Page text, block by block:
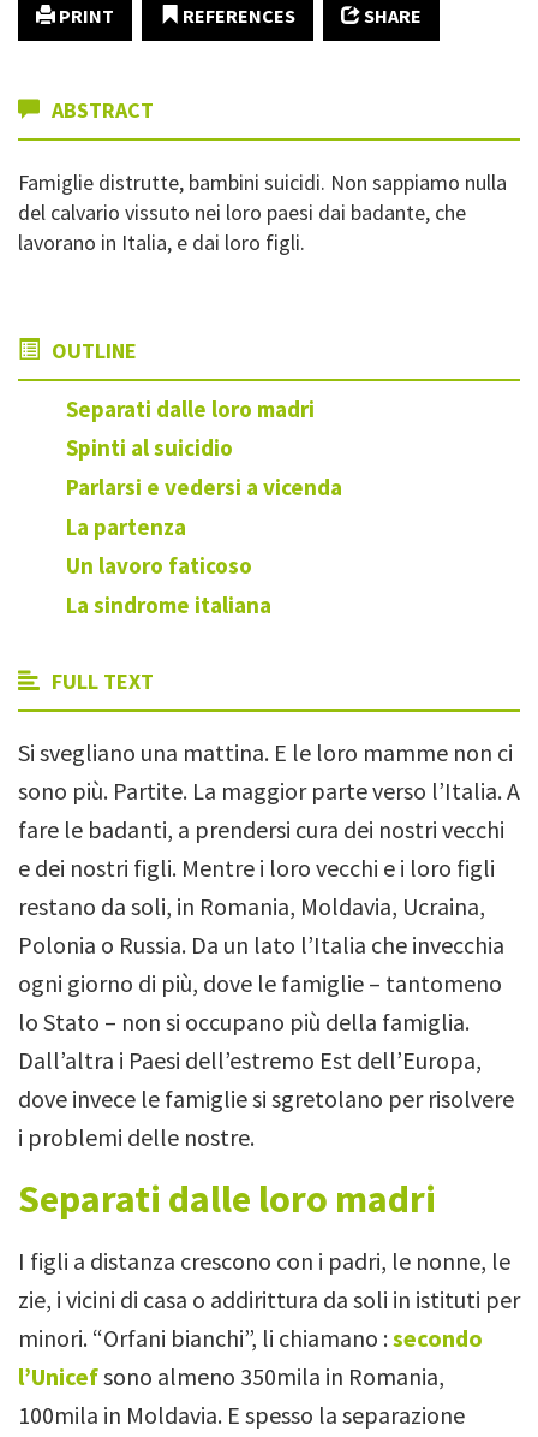
PRINT REFERENCES SHARE
ABSTRACT
Famiglie distrutte, bambini suicidi. Non sappiamo nulla
del calvario vissuto nei loro paesi dai badante, che
lavorano in Italia, e dai loro figli.
OUTLINE
Separati dalle loro madri
Spinti al suicidio
Parlarsi e vedersi a vicenda
La partenza
Un lavoro faticoso
La sindrome italiana
FULL TEXT
Si svegliano una mattina. E le loro mamme non ci
sono più. Partite. La maggior parte verso l’Italia. A
fare le badanti, a prendersi cura dei nostri vecchi
e dei nostri figli. Mentre i loro vecchi e i loro figli
restano da soli, in Romania, Moldavia, Ucraina,
Polonia o Russia. Da un lato l’Italia che invecchia
ogni giorno di più, dove le famiglie – tantomeno
lo Stato – non si occupano più della famiglia.
Dall’altra i Paesi dell’estremo Est dell’Europa,
dove invece le famiglie si sgretolano per risolvere
i problemi delle nostre.
Separati dalle loro madri
I figli a distanza crescono con i padri, le nonne, le
zie, i vicini di casa o addirittura da soli in istituti per
minori. “Orfani bianchi”, li chiamano :secondo
l’Unicefsono almeno 350mila in Romania,
100mila in Moldavia. E spesso la separazione